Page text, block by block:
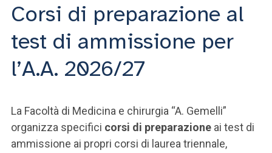
Corsi di preparazione al
test di ammissione per
l’A.A. 2026/27
La Facoltà di Medicina e chirurgia “A. Gemelli”
organizza specifici corsi di preparazione ai test di
ammissione ai propri corsi di laurea triennale,